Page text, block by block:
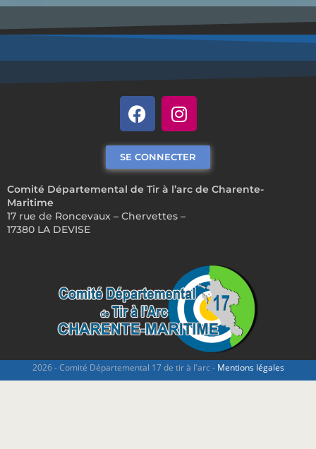
Comité Départemental de Tir à l’arc de Charente-
Maritime
17 rue de Roncevaux – Chervettes –
17380 LA DEVISE
SE CONNECTER
2026 - Comité Départemental 17 de tir à l'arc - Mentions légales